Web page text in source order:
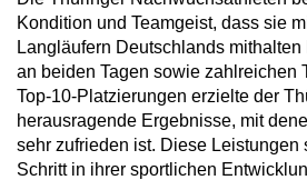
Kondition und Teamgeist, dass sie
Langläufern Deutschlands
an beiden Tagen sowie zahlreichen
Top-10-Platzierungen erzielte der
herausragende Ergebnisse, mit
sehr zufrieden ist. Diese Leistungen
Schritt in ihrer sportlichen